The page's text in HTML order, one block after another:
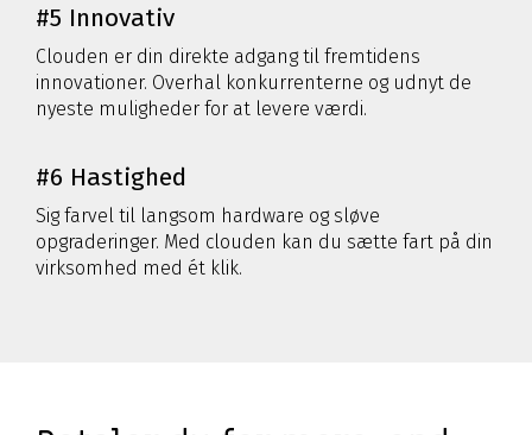
#5 Innovativ
Clouden er din direkte adgang til fremtidens
innovationer. Overhal konkurrenterne og udnyt de
nyeste muligheder for at levere værdi.
#6 Hastighed
Sig farvel til langsom hardware og sløve
opgraderinger. Med clouden kan du sætte fart på din
virksomhed med ét klik.